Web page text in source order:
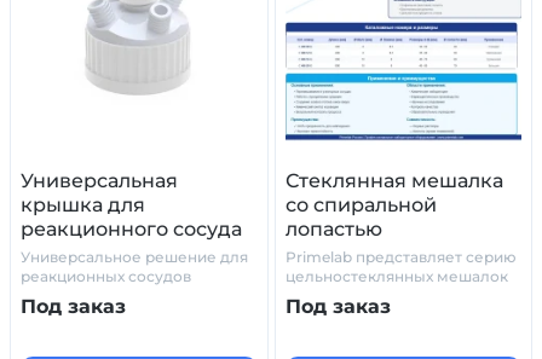
Универсальная
крышка для
реакционного сосуда
из PTFE (тефлона)
Универсальное решение для
реакционных сосудов
Под заказ
Стеклянная мешалка
со спиральной
лопастью
(Боросиликатное
стекло 3.3) | PrimeLab
Primelab представляет серию
цельностеклянных мешалок
со спиральной
Под заказ